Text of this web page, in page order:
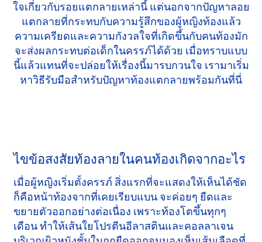
ใจเกี่ยวกับรอยแตกลายเหล่านี้ แต่นอกจากปัญหาลอย
แตกลายที่กระทบกับความรู้สึกของผู้หญิงท้องแล้ว
ความเครียดและความกังวลใจที่เกิดขึ้นกับคนท้องมัก
จะส่งผลกระทบต่อเด็กในครรภ์ได้ด้วย เมื่อทราบแบบ
นี้แล้วแทนที่จะปล่อยให้เรื่องนี้มารบกวนใจ เรามาเริ่ม
หาวิธีรับมือสำหรับปัญหาท้องแตกลายพร้อมกันที่นี่
ไขข้อสงสัยท้องลายในคนท้องเกิดจากอะไร
เมื่อผู้หญิงเริ่มตั้งครรภ์ สิ่งแรกที่จะแสดงให้เห็นได้ชัด
ก็คือหน้าท้องจากที่เคยเรียบแบน จะค่อยๆ ยืดและ
ขยายตัวออกอย่างต่อเนื่อง เพราะท้องโตขึ้นทุกๆ
เดือน ทำให้เส้นใยโปรตีนอีลาสตินและคอลลาเจน